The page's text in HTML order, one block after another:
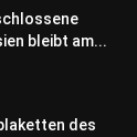
bleibt am...
des